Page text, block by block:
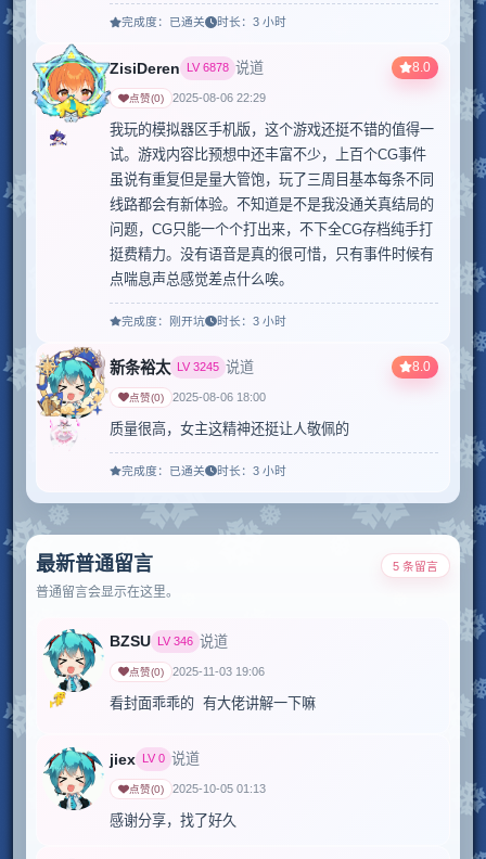
完成度： 已通关 时长： 3 小时
8.0
ZisiDeren LV6878 说道
点赞(0) 2025-08-06 22:29
我玩的模拟器区手机版，这个游戏还挺不错的值得一
试。游戏内容比预想中还丰富不少，上百个CG事件
虽说有重复但是量大管饱，玩了三周目基本每条不同
线路都会有新体验。不知道是不是我没通关真结局的
问题，CG只能一个个打出来，不下全CG存档纯手打
挺费精力。没有语音是真的很可惜，只有事件时候有
点喘息声总感觉差点什么唉。
完成度： 刚开坑 时长： 3 小时
8.0
新条裕太 LV3245 说道
点赞(0) 2025-08-06 18:00
质量很高，女主这精神还挺让人敬佩的
完成度： 已通关 时长： 3 小时
最新普通留言
普通留言会显示在这里。
5 条留言
BZSU LV346 说道
点赞(0) 2025-11-03 19:06
看封面乖乖的  有大佬讲解一下嘛
jiex LV0 说道
点赞(0) 2025-10-05 01:13
感谢分享，找了好久